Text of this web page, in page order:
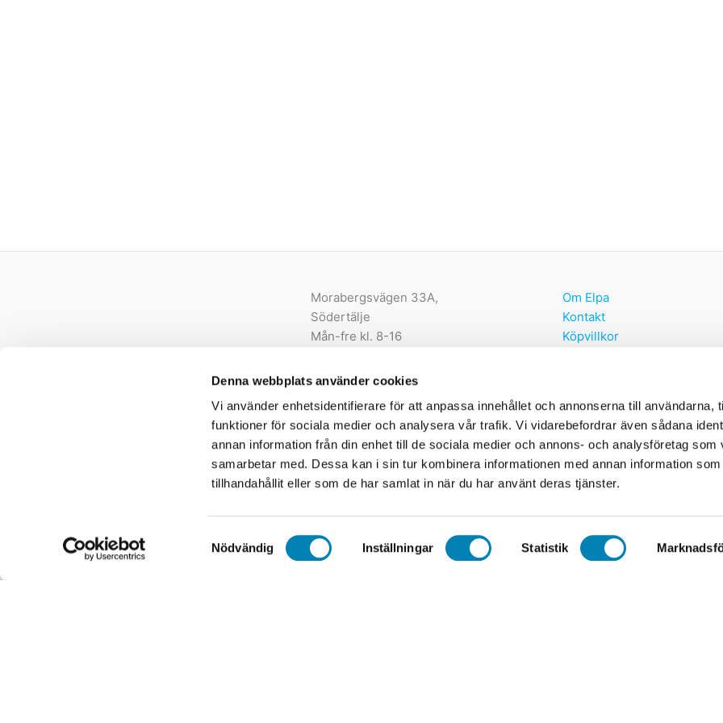
Denna webbplats använder cookies
Vi använder enhetsidentifierare för att anpassa innehållet och annonserna till användarna,
funktioner för sociala medier och analysera vår trafik. Vi vidarebefordrar även sådana
annan information från din enhet till de sociala medier och annons- och analysföretag som
samarbetar med. Dessa kan i sin tur kombinera informationen med annan information
tillhandahållit eller som de har samlat in när du har använt deras tjänster.
Samtyckesval
Nödvändig Inställningar Statistik
Morabergsvägen 33A,
Södertälje
Mån-fre kl. 8-16
order@elpa.nu
Org.nr. 556602-3098
Om Elpa
Kontakt
Köpvillkor